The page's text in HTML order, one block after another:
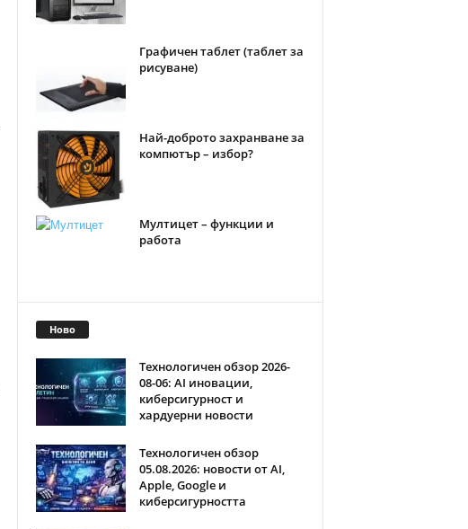
Графичен таблет (таблет за
рисуване)
Най-доброто захранване за
компютър – избор?
Мултицет – функции и
работа
Ново
Технологичен обзор 2026-
08-06: AI иновации,
киберсигурност и
хардуерни новости
Технологичен обзор
05.08.2026: новости от AI,
Apple, Google и
киберсигурността